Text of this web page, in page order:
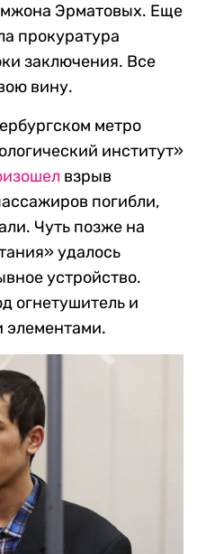
Эрматовых. Еще
прокуратура
заключения. Все
вину.
метро
институт»
взрыв
погибли,
Чуть позже на
удалось
устройство.
огнетушитель и